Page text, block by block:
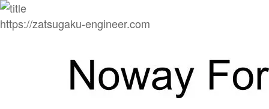
https://zatsugaku-engineer.com